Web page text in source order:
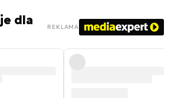
dla
REKLAMA